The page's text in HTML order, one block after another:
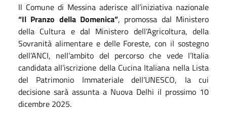
Il Comune di Messina aderisce all’iniziativa nazionale
“Il Pranzo della Domenica”, promossa dal Ministero
della Cultura e dal Ministero dell’Agricoltura, della
Sovranità alimentare e delle Foreste, con il sostegno
dell’ANCI, nell’ambito del percorso che vede l’Italia
candidata all’iscrizione della Cucina Italiana nella Lista
del Patrimonio Immateriale dell’UNESCO, la cui
decisione sarà assunta a Nuova Delhi il prossimo 10
dicembre 2025.